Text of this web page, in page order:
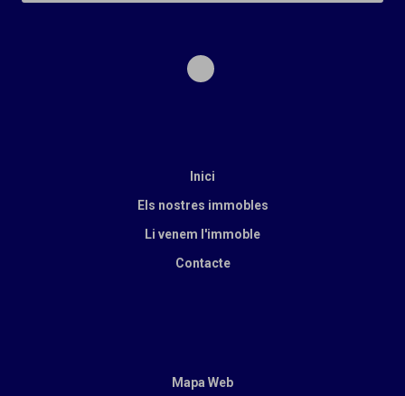
Inici
Els nostres immobles
Li venem l'immoble
Contacte
Mapa Web